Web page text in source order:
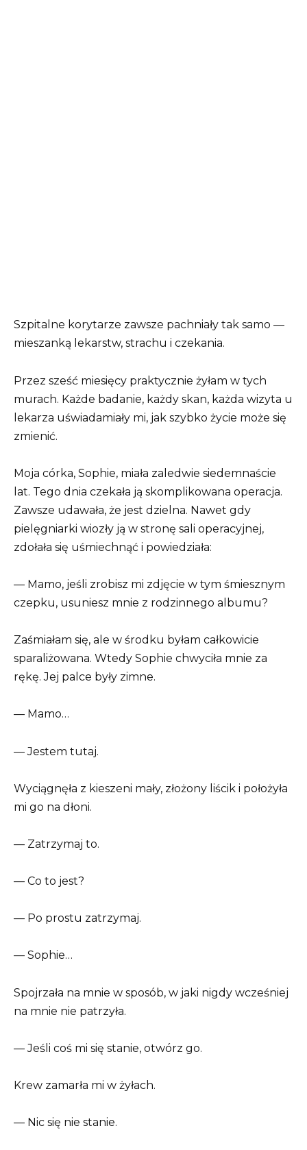
Szpitalne korytarze zawsze pachniały tak samo —
mieszanką lekarstw, strachu i czekania.
Przez sześć miesięcy praktycznie żyłam w tych
murach. Każde badanie, każdy skan, każda wizyta u
lekarza uświadamiały mi, jak szybko życie może się
zmienić.
Moja córka, Sophie, miała zaledwie siedemnaście
lat. Tego dnia czekała ją skomplikowana operacja.
Zawsze udawała, że jest dzielna. Nawet gdy
pielęgniarki wiozły ją w stronę sali operacyjnej,
zdołała się uśmiechnąć i powiedziała:
— Mamo, jeśli zrobisz mi zdjęcie w tym śmiesznym
czepku, usuniesz mnie z rodzinnego albumu?
Zaśmiałam się, ale w środku byłam całkowicie
sparaliżowana. Wtedy Sophie chwyciła mnie za
rękę. Jej palce były zimne.
— Mamo…
— Jestem tutaj.
Wyciągnęła z kieszeni mały, złożony liścik i położyła
mi go na dłoni.
— Zatrzymaj to.
— Co to jest?
— Po prostu zatrzymaj.
— Sophie…
Spojrzała na mnie w sposób, w jaki nigdy wcześniej
na mnie nie patrzyła.
— Jeśli coś mi się stanie, otwórz go.
Krew zamarła mi w żyłach.
— Nic się nie stanie.